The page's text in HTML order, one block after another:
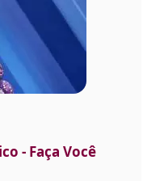
- Faça Você